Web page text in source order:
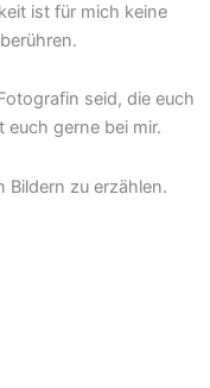
ist für mich keine
seid, die euch
euch gerne bei mir.
Bildern zu erzählen.